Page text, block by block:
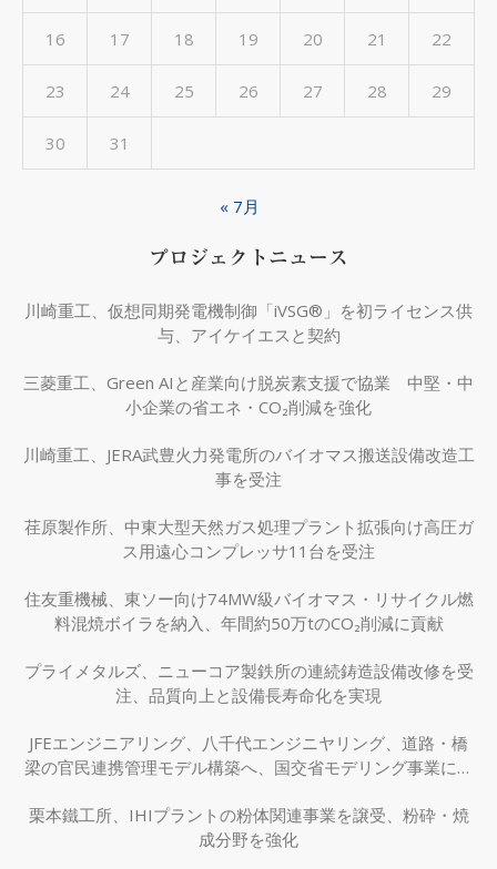
16 17 18 19 20 21 22
23 24 25 26 27 28 29
30 31
« 7月
プロジェクトニュース
川崎重工、仮想同期発電機制御「iVSG®」を初ライセンス供
与、アイケイエスと契約
三菱重工、Green AIと産業向け脱炭素支援で協業 中堅・中
小企業の省エネ・CO₂削減を強化
川崎重工、JERA武豊火力発電所のバイオマス搬送設備改造工
事を受注
荏原製作所、中東大型天然ガス処理プラント拡張向け高圧ガ
ス用遠心コンプレッサ11台を受注
住友重機械、東ソー向け74MW級バイオマス・リサイクル燃
料混焼ボイラを納入、年間約50万tのCO₂削減に貢献
プライメタルズ、ニューコア製鉄所の連続鋳造設備改修を受
注、品質向上と設備長寿命化を実現
JFEエンジニアリング、八千代エンジニヤリング、道路・橋
梁の官民連携管理モデル構築へ、国交省モデリング事業に採
栗本鐵工所、IHIプラントの粉体関連事業を譲受、粉砕・焼
成分野を強化